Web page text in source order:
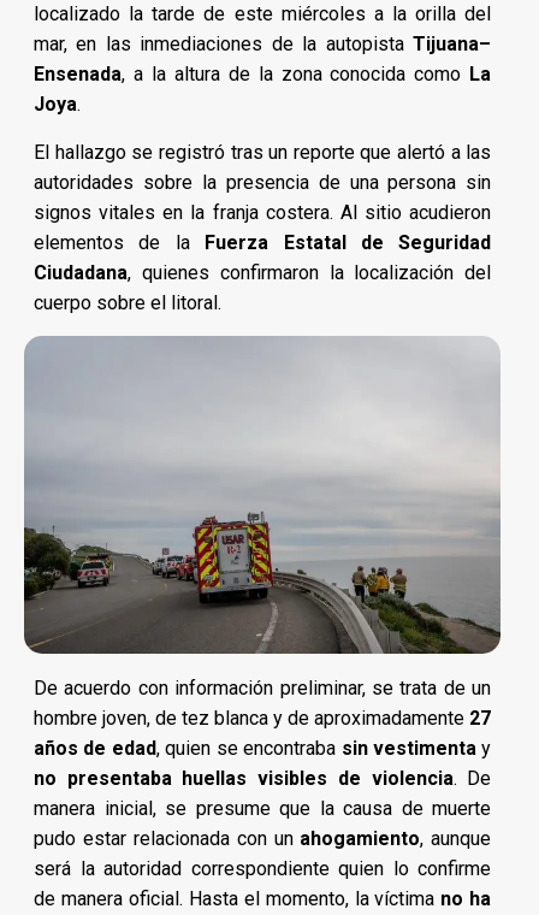
localizado la tarde de este miércoles a la orilla del
mar, en las inmediaciones de la autopistaTijuana–
Ensenada, a la altura de la zona conocida como La
Joya.
El hallazgo se registró tras un reporte que alertó a las
autoridades sobre la presencia de una persona sin
signos vitales en la franja costera. Al sitio acudieron
elementos de la Fuerza Estatal de Seguridad
Ciudadana, quienes confirmaron la localización del
cuerpo sobre el litoral.
De acuerdo con información preliminar, se trata de un
hombre joven, de tez blanca y de aproximadamente 27
años de edad, quien se encontraba sin vestimentay
no presentaba huellas visibles de violencia. De
manera inicial, se presume que la causa de muerte
pudo estar relacionada con un ahogamiento, aunque
será la autoridad correspondiente quien lo confirme
de manera oficial. Hasta el momento, la víctima no ha